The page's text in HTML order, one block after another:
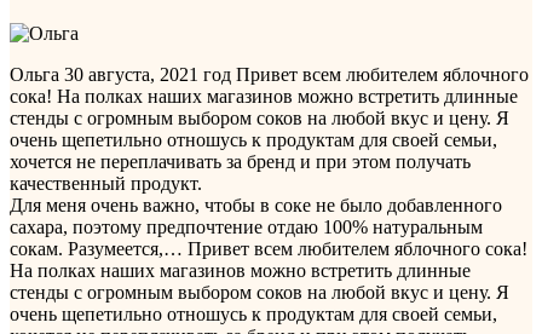
Ольга 30 августа, 2021 год Привет всем любителем яблочного
сока! На полках наших магазинов можно встретить длинные
стенды с огромным выбором соков на любой вкус и цену. Я
очень щепетильно отношусь к продуктам для своей семьи,
хочется не переплачивать за бренд и при этом получать
качественный продукт.
Для меня очень важно, чтобы в соке не было добавленного
сахара, поэтому предпочтение отдаю 100% натуральным
сокам. Разумеется,… Привет всем любителем яблочного сока!
На полках наших магазинов можно встретить длинные
стенды с огромным выбором соков на любой вкус и цену. Я
очень щепетильно отношусь к продуктам для своей семьи,